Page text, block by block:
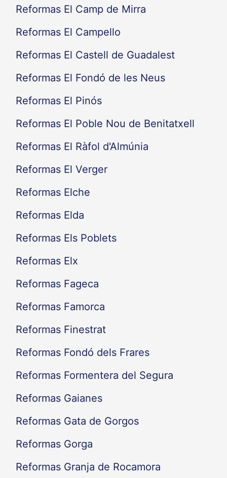
Reformas El Camp de Mirra
Reformas El Campello
Reformas El Castell de Guadalest
Reformas El Fondó de les Neus
Reformas El Pinós
Reformas El Poble Nou de Benitatxell
Reformas El Ràfol d'Almúnia
Reformas El Verger
Reformas Elche
Reformas Elda
Reformas Els Poblets
Reformas Elx
Reformas Fageca
Reformas Famorca
Reformas Finestrat
Reformas Fondó dels Frares
Reformas Formentera del Segura
Reformas Gaianes
Reformas Gata de Gorgos
Reformas Gorga
Reformas Granja de Rocamora